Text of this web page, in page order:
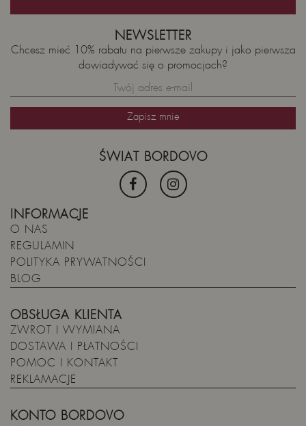
INFORMACJE
O NAS
REGULAMIN
POLITYKA PRYWATNOŚCI
BLOG
OBSŁUGA KLIENTA
ZWROT I WYMIANA
DOSTAWA I PŁATNOŚCI
POMOC I KONTAKT
REKLAMACJE
KONTO BORDOVO
ŚWIAT BORDOVO
NEWSLETTER
Chcesz mieć 10% rabatu na pierwsze zakupy i jako pierwsza
dowiadywać się o promocjach?